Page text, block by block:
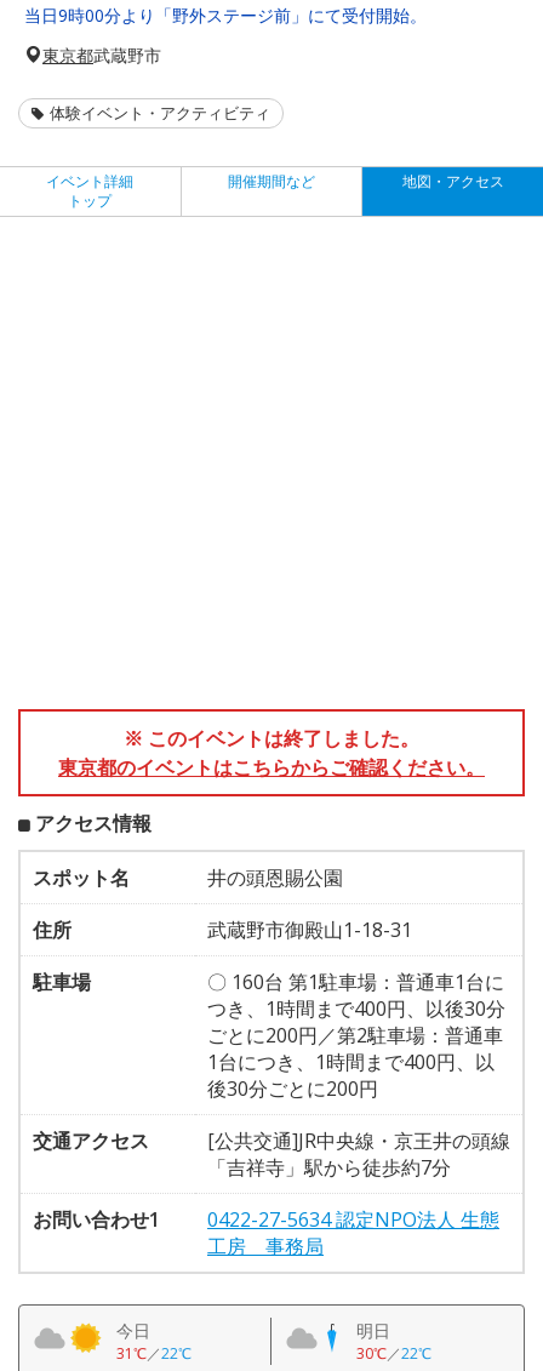
当日9時00分より「野外ステージ前」にて受付開始。
東京都武蔵野市
体験イベント・アクティビティ
イベント詳細
トップ
開催期間など 地図・アクセス
※ このイベントは終了しました。
東京都のイベントはこちらからご確認ください。
アクセス情報
スポット名
井の頭恩賜公園
住所
武蔵野市御殿山1-18-31
駐車場
〇 160台 第1駐車場：普通車1台に
つき、1時間まで400円、以後30分
ごとに200円／第2駐車場：普通車
1台につき、1時間まで400円、以
後30分ごとに200円
交通アクセス
[公共交通]JR中央線・京王井の頭線
「吉祥寺」駅から徒歩約7分
お問い合わせ1
0422-27-5634 認定NPO法人 生態
工房 事務局
今日
31℃／22℃
明日
30℃／22℃